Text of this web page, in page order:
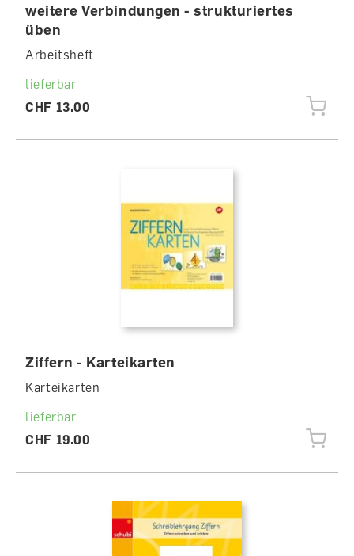
weitere Verbindungen - strukturiertes
üben
Arbeitsheft
lieferbar
CHF 13.00
Ziffern - Karteikarten
Karteikarten
lieferbar
CHF 19.00